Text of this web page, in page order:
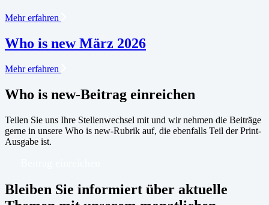
Mehr erfahren
Who is new März 2026
Mehr erfahren
Who is new-Beitrag einreichen
Teilen Sie uns Ihre Stellenwechsel mit und wir nehmen die Beiträge
gerne in unsere Who is new-Rubrik auf, die ebenfalls Teil der Print-
Ausgabe ist.
Bleiben Sie informiert über aktuelle